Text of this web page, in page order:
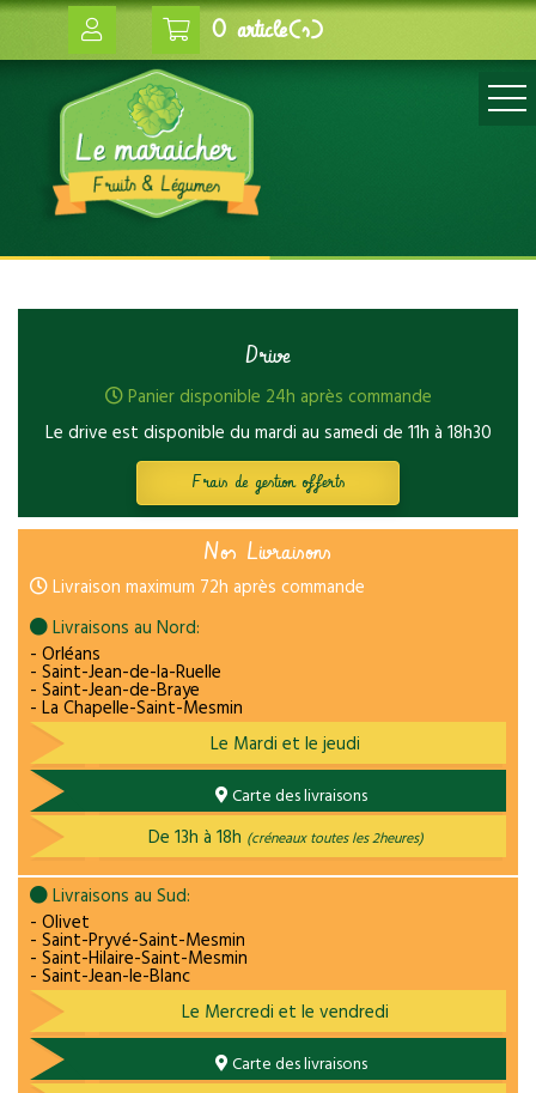
0 article(s)
Drive
Panier disponible 24h après commande
Le drive est disponible du mardi au samedi de 11h à 18h30
Frais de gestion offerts
Nos Livraisons
Livraison maximum 72h après commande
Livraisons au Nord:
- Orléans
- Saint-Jean-de-la-Ruelle
- Saint-Jean-de-Braye
- La Chapelle-Saint-Mesmin
Le Mardi et le jeudi
Carte des livraisons
De 13h à 18h (créneaux toutes les 2heures)
Livraisons au Sud:
- Olivet
- Saint-Pryvé-Saint-Mesmin
- Saint-Hilaire-Saint-Mesmin
- Saint-Jean-le-Blanc
Le Mercredi et le vendredi
Carte des livraisons